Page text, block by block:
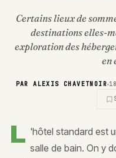
Certains lieux de
destinations elles-
exploration des
en
PARALEXIS CHAVETNOIR
L 'hôtel standard est
salle de bain. On y